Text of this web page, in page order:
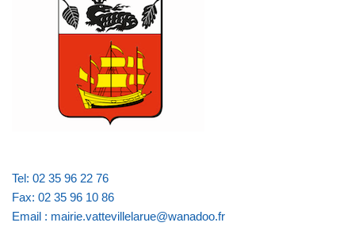
Tel: 02 35 96 22 76
Fax: 02 35 96 10 86
Email : mairie.vattevillelarue@wanadoo.fr